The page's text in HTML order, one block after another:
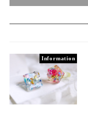
Information